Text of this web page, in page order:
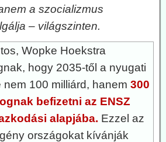
a szocializmus
– világszinten.
Wopke Hoekstra
hogy 2035-től a nyugati
100 milliárd, hanem 300
befizetni az ENSZ
alapjába. Ezzel az
országokat kívánják